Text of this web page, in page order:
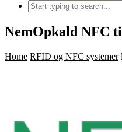
NemOpkald NFC
Home RFID og NFC systemer